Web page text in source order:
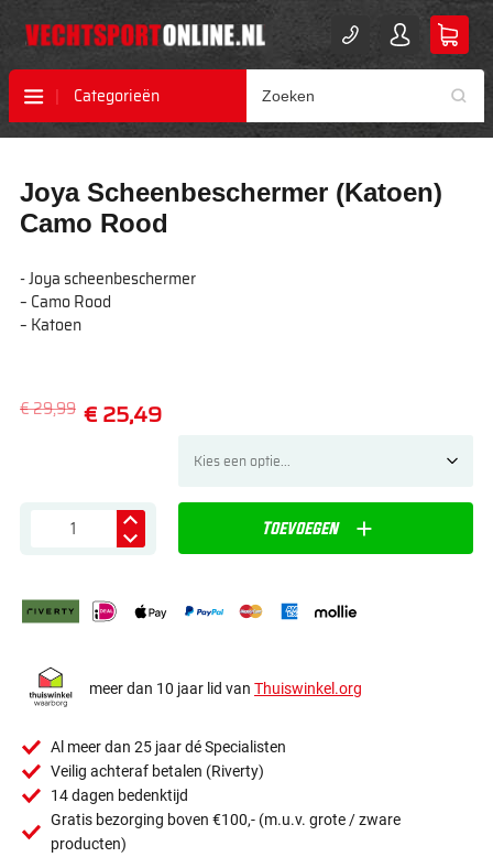
Categorieën
naar
het
einde
de
afbeeldingen-
gallerij
naar
het
begin
de
afbeeldingen-
gallerij
Joya Scheenbeschermer (Katoen)
Camo Rood
- Joya scheenbeschermer
– Camo Rood
– Katoen
€ 25,49
€ 29,99
Toevoegen
meer dan 10 jaar lid van Thuiswinkel.org
Al meer dan 25 jaar dé Specialisten
Veilig achteraf betalen (Riverty)
14 dagen bedenktijd
Gratis bezorging boven €100,- (m.u.v. grote / zware
producten)